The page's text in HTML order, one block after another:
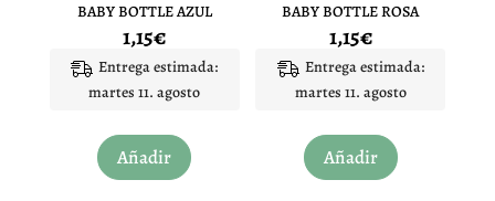
BABY BOTTLE AZUL
1,15€
Entrega estimada:
martes 11. agosto
Añadir
BABY BOTTLE ROSA
1,15€
Entrega estimada:
martes 11. agosto
Añadir